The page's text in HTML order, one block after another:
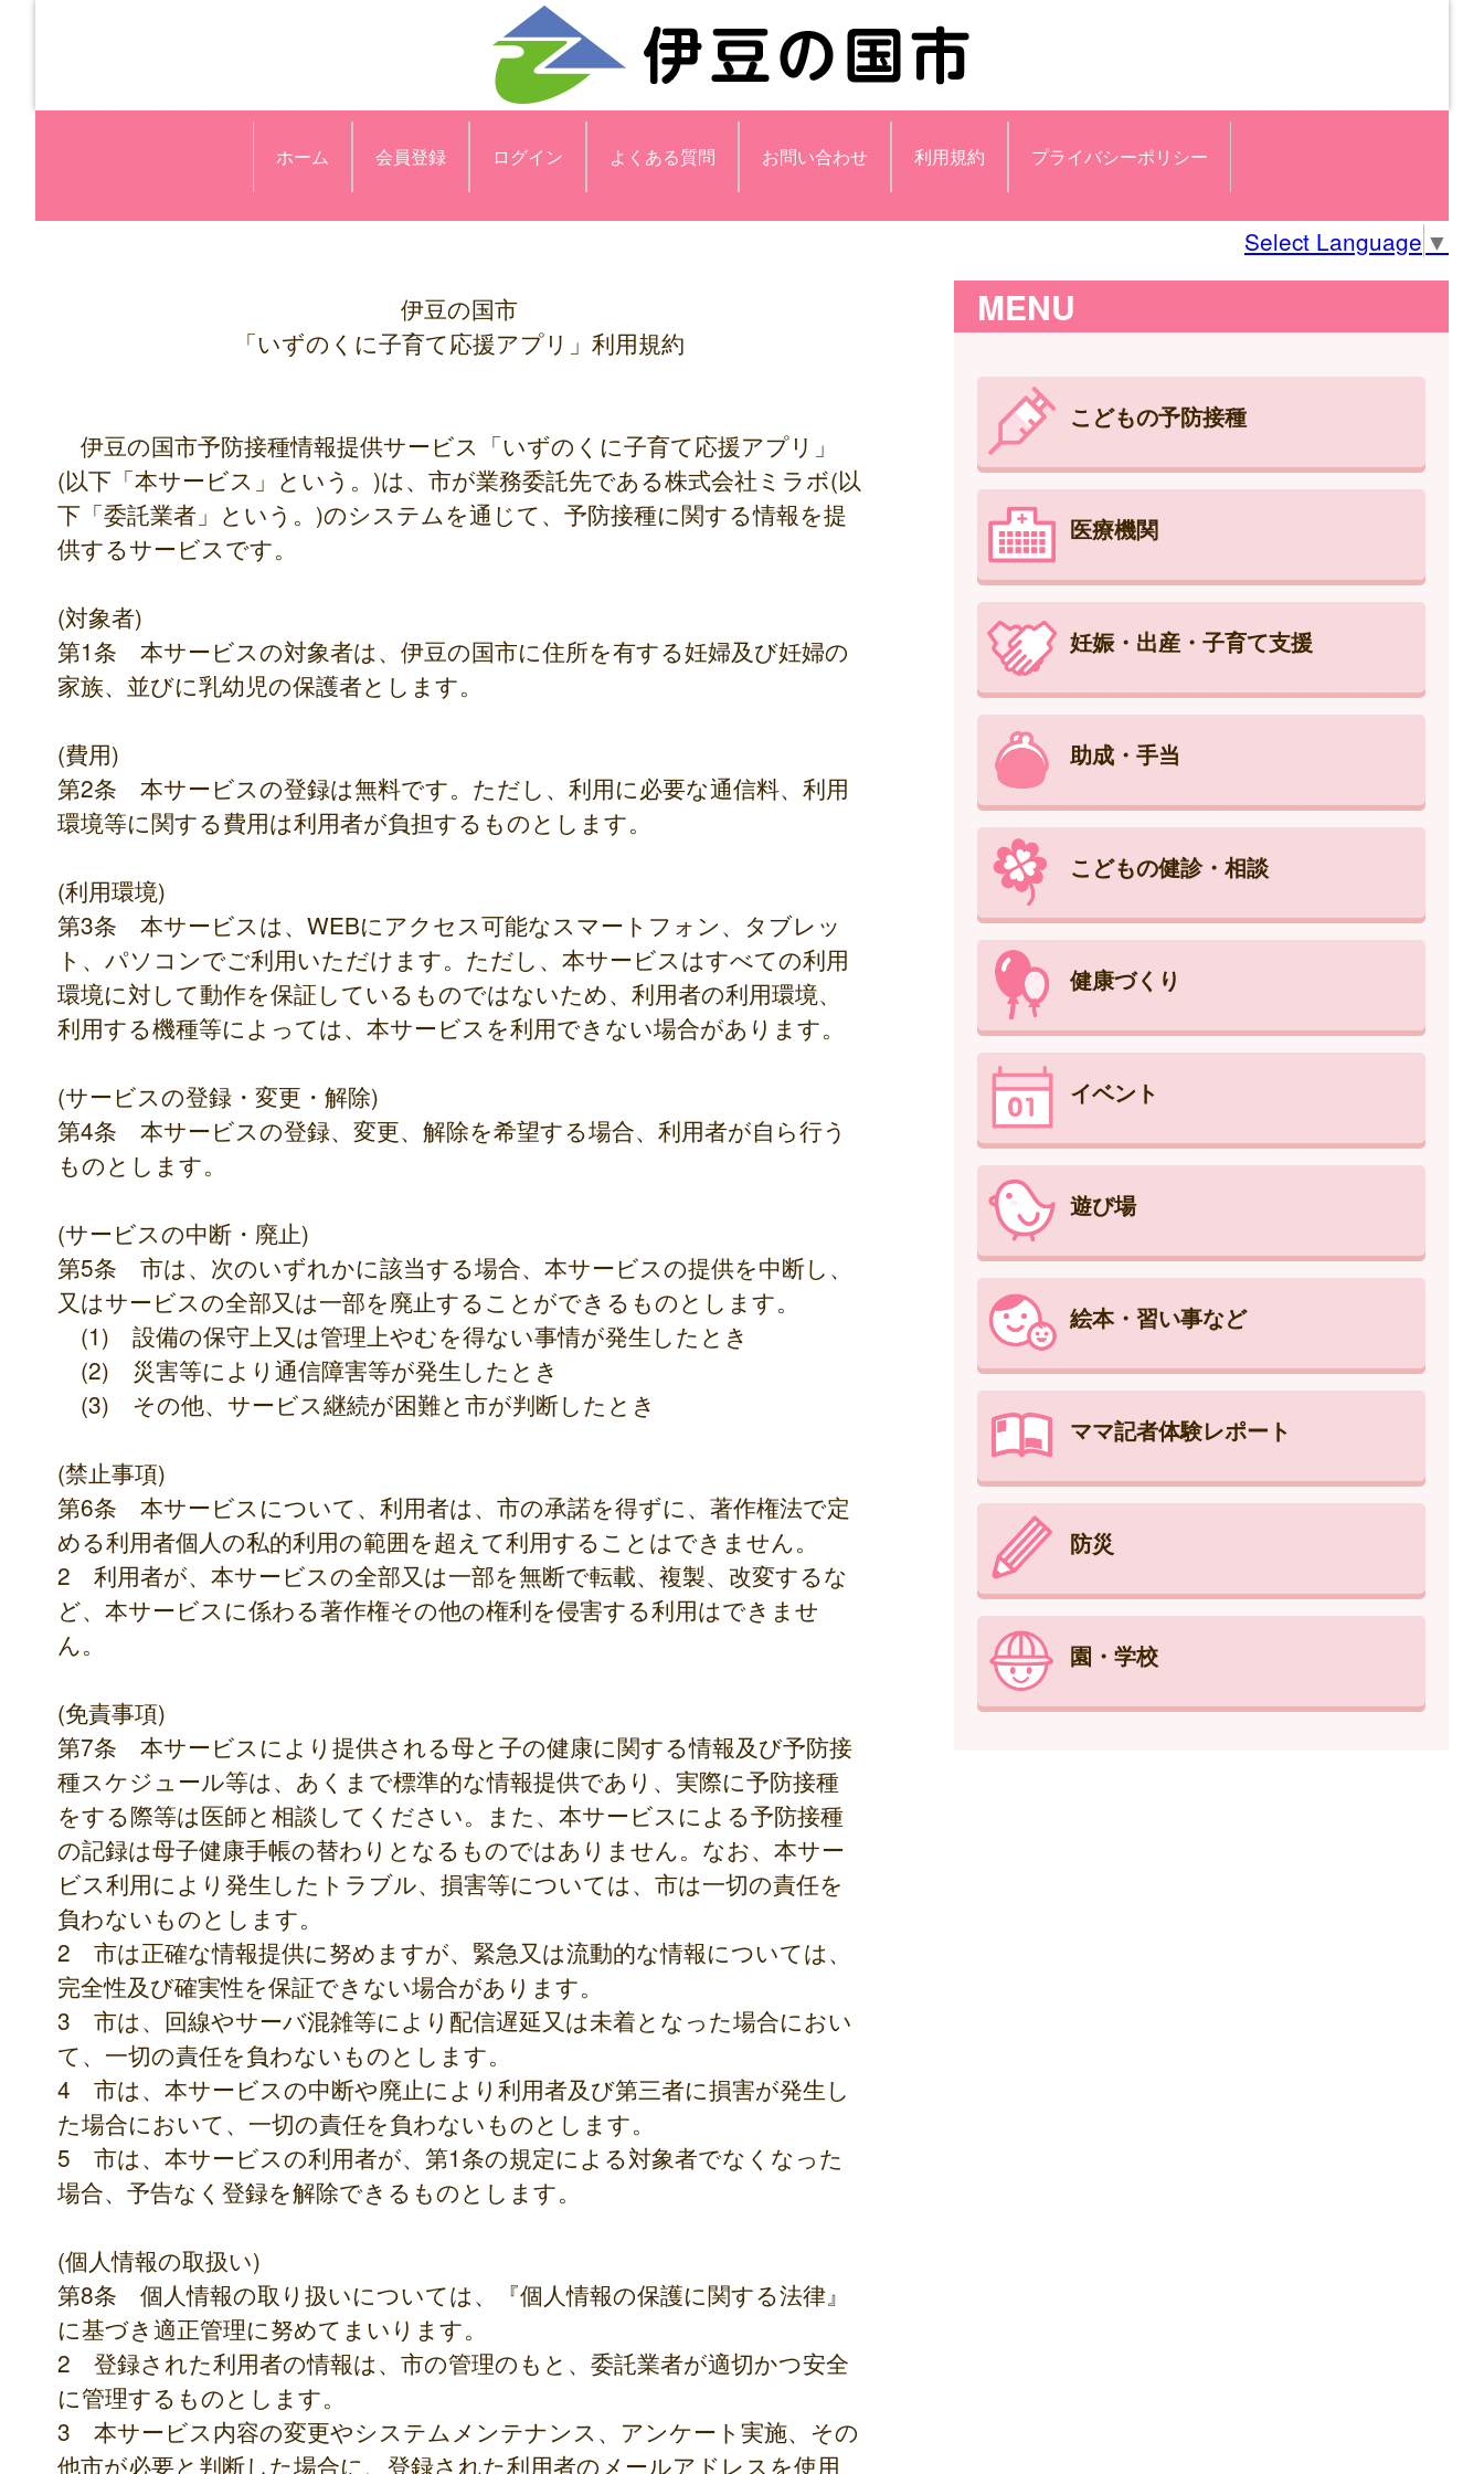
ホーム 会員登録 ログイン よくある質問 お問い合わせ 利用規約 プライバシーポリシー
Select Language ▼
伊豆の国市
「いずのくに子育て応援アプリ」利用規約
伊豆の国市予防接種情報提供サービス「いずのくに子育て応援アプリ」
(以下「本サービス」という。)は、市が業務委託先である株式会社ミラボ(以
下「委託業者」という。)のシステムを通じて、予防接種に関する情報を提
供するサービスです。
(対象者)
第1条 本サービスの対象者は、伊豆の国市に住所を有する妊婦及び妊婦の
家族、並びに乳幼児の保護者とします。
(費用)
第2条 本サービスの登録は無料です。ただし、利用に必要な通信料、利用
環境等に関する費用は利用者が負担するものとします。
(利用環境)
第3条 本サービスは、WEBにアクセス可能なスマートフォン、タブレッ
ト、パソコンでご利用いただけます。ただし、本サービスはすべての利用
環境に対して動作を保証しているものではないため、利用者の利用環境、
利用する機種等によっては、本サービスを利用できない場合があります。
(サービスの登録・変更・解除)
第4条 本サービスの登録、変更、解除を希望する場合、利用者が自ら行う
ものとします。
(サービスの中断・廃止)
第5条 市は、次のいずれかに該当する場合、本サービスの提供を中断し、
又はサービスの全部又は一部を廃止することができるものとします。
(1) 設備の保守上又は管理上やむを得ない事情が発生したとき
(2) 災害等により通信障害等が発生したとき
(3) その他、サービス継続が困難と市が判断したとき
(禁止事項)
第6条 本サービスについて、利用者は、市の承諾を得ずに、著作権法で定
める利用者個人の私的利用の範囲を超えて利用することはできません。
2 利用者が、本サービスの全部又は一部を無断で転載、複製、改変するな
ど、本サービスに係わる著作権その他の権利を侵害する利用はできませ
ん。
(免責事項)
第7条 本サービスにより提供される母と子の健康に関する情報及び予防接
種スケジュール等は、あくまで標準的な情報提供であり、実際に予防接種
をする際等は医師と相談してください。また、本サービスによる予防接種
の記録は母子健康手帳の替わりとなるものではありません。なお、本サー
ビス利用により発生したトラブル、損害等については、市は一切の責任を
負わないものとします。
2 市は正確な情報提供に努めますが、緊急又は流動的な情報については、
完全性及び確実性を保証できない場合があります。
3 市は、回線やサーバ混雑等により配信遅延又は未着となった場合におい
て、一切の責任を負わないものとします。
4 市は、本サービスの中断や廃止により利用者及び第三者に損害が発生し
た場合において、一切の責任を負わないものとします。
5 市は、本サービスの利用者が、第1条の規定による対象者でなくなった
場合、予告なく登録を解除できるものとします。
(個人情報の取扱い)
第8条 個人情報の取り扱いについては、『個人情報の保護に関する法律』
に基づき適正管理に努めてまいります。
2 登録された利用者の情報は、市の管理のもと、委託業者が適切かつ安全
に管理するものとします。
3 本サービス内容の変更やシステムメンテナンス、アンケート実施、その
他市が必要と判断した場合に、登録された利用者のメールアドレスを使用
MENU
こどもの予防接種
医療機関
妊娠・出産・子育て支援
助成・手当
こどもの健診・相談
健康づくり
イベント
遊び場
絵本・習い事など
ママ記者体験レポート
防災
園・学校